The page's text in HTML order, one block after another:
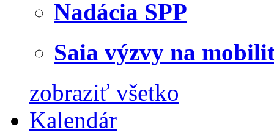
Nadácia SPP
Saia výzvy na
zobraziť všetko
Kalendár